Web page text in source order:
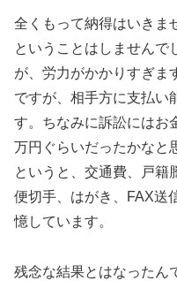
全くもって納得はいきま
ということはしませんで
が、労力がかかりすぎま
ですが、相手方に支払い
す。ちなみに訴訟にはお
万円ぐらいだったかなと
というと、交通費、戸籍
便切手、はがき、FAX送
憶しています。
残念な結果とはなったん